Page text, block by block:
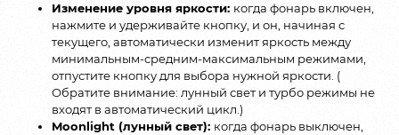
Изменение уровня яркости: когда фонарь включен,
нажмите и удерживайте кнопку, и он, начиная с
текущего, автоматически изменит яркость между
минимальным-средним-максимальным режимами,
отпустите кнопку для выбора нужной яркости. (
Обратите внимание: лунный свет и турбо режимы не
входят в автоматический цикл.)
Moonlight (лунный свет): когда фонарь выключен,